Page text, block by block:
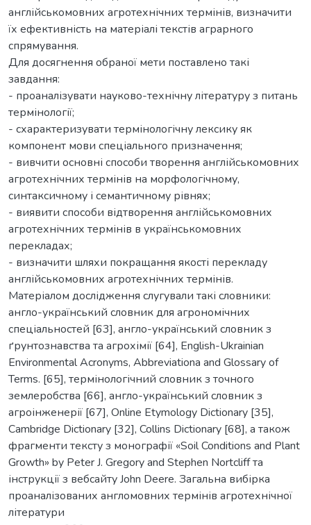
англійськомовних агротехнічних термінів, визначити
їх ефективність на матеріалі текстів аграрного
спрямування.
Для досягнення обраної мети поставлено такі
завдання:
- проаналізувати науково-технічну літературу з питань
термінології;
- схарактеризувати термінологічну лексику як
компонент мови спеціального призначення;
- вивчити основні способи творення англійськомовних
агротехнічних термінів на морфологічному,
синтаксичному і семантичному рівнях;
- виявити способи відтворення англійськомовних
агротехнічних термінів в українськомовних
перекладах;
- визначити шляхи покращання якості перекладу
англійськомовних агротехнічних термінів.
Матеріалом дослідження слугували такі словники:
англо-український словник для агрономічних
спеціальностей [63], англо-український словник з
ґрунтознавства та агрохімії [64], English-Ukrainian
Environmental Acronyms, Abbreviationa and Glossary of
Terms. [65], термінологічний словник з точного
землеробства [66], англо-український словник з
агроінженерії [67], Online Etymology Dictionary [35],
Сambridge Dictionary [32], Collins Dictionary [68], а також
фрагменти тексту з монографії «Soil Conditions and Plant
Growth» by Peter J. Gregory and Stephen Nortcliff та
інструкції з вебсайту John Deere. Загальна вибірка
проаналізованих англомовних термінів агротехнічної
літератури